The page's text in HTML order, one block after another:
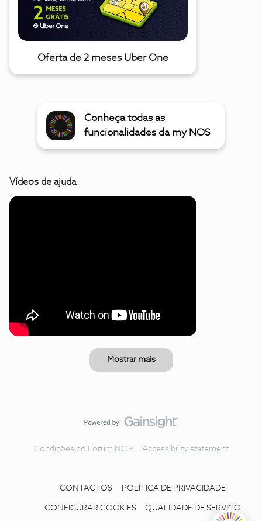
Oferta de 2 meses Uber One
Conheça todas as
funcionalidades da my NOS
Vídeos de ajuda
Mostrar mais
Condições do Fórum NOS Accessibility statement
CONTACTOS POLÍTICA DE PRIVACIDADE
CONFIGURAR COOKIES QUALIDADE DE SERVIÇO